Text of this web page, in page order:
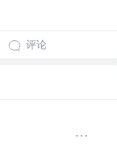
评论